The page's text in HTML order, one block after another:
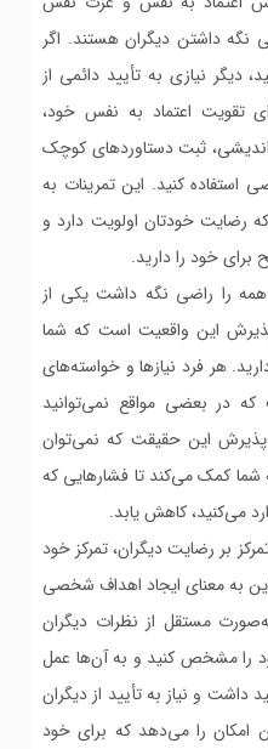
نگه داشتن دیگران هستند. اگر
دیگر نیازی به تأیید دائمی از
تقویت اعتماد به نفس خود،
ثبت دستاوردهای کوچک
کنید. این تمرینات به
رضایت خودتان اولویت دارد و
برای خود را دارید.
را راضی نگه داشت یکی از
این واقعیت است که شما
هر فرد نیازها و خواسته‌های
در بعضی مواقع نمی‌توانید
پذیرش این حقیقت که نمی‌توان
شما کمک می‌کند تا فشارهایی که
می‌کنید، کاهش یابد.
بر رضایت دیگران، تمرکز خود
به معنای ایجاد اهداف شخصی
مستقل از نظرات دیگران
را مشخص کنید و به آن‌ها عمل
و نیاز به تأیید از دیگران
امکان را می‌دهد که برای خود